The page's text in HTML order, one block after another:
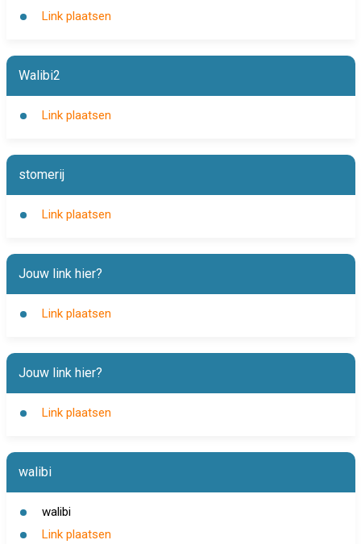
Link plaatsen
Walibi2
Link plaatsen
stomerij
Link plaatsen
Jouw link hier?
Link plaatsen
Jouw link hier?
Link plaatsen
walibi
walibi
Link plaatsen